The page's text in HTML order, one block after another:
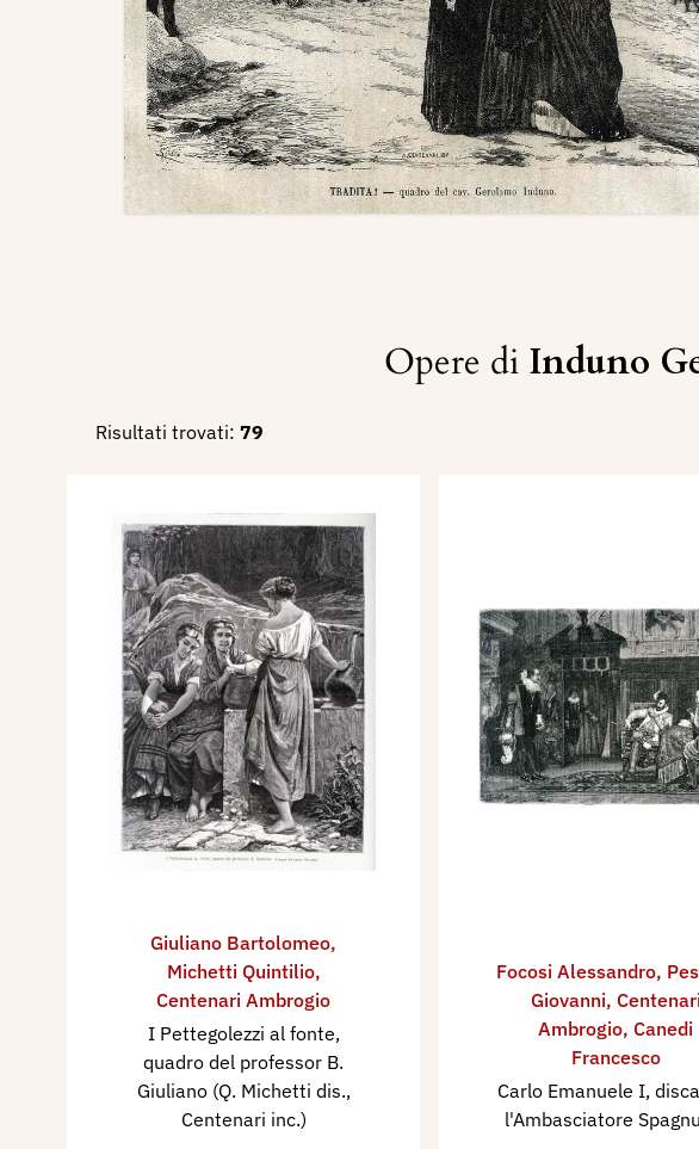
Opere di Induno
Risultati trovati: 79
Giuliano Bartolomeo,
Michetti Quintilio,
Centenari Ambrogio
I Pettegolezzi al fonte,
quadro del professor B.
Giuliano (Q. Michetti dis.,
Centenari inc.)
Focosi Alessandro,
Giovanni, Centenari
Ambrogio, Canedi
Francesco
Carlo Emanuele I,
l'Ambasciatore